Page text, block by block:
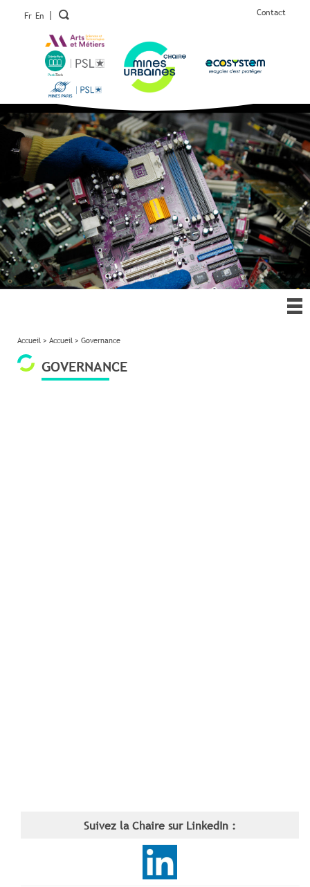
Fr En | Contact
Accueil> Accueil> Governance
GOVERNANCE
Suivez la Chaire sur LinkedIn :